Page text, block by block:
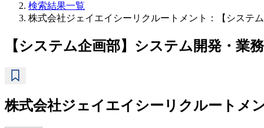
検索結果一覧
株式会社ジェイエイシーリクルートメント：【システ
【システム企画部】システム開発・業
株式会社ジェイエイシーリクルートメ